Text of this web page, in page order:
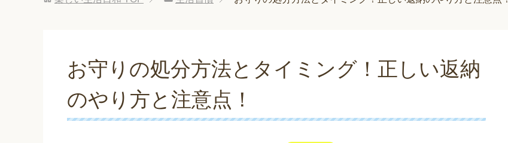
お守りの処分方法とタイミング！正しい返納
のやり方と注意点！